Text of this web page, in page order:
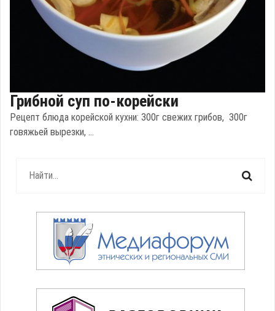
Грибной суп по-корейски
Рецепт блюда корейской кухни: 300г свежих грибов, 300г
говяжьей вырезки, ...